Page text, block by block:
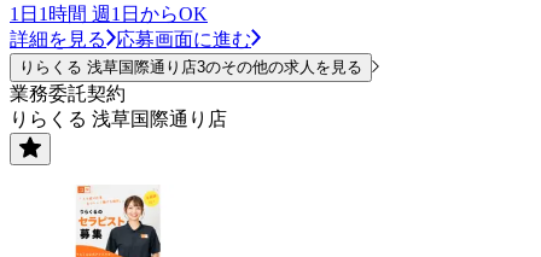
1日1時間 週1日からOK
詳細を見る
応募画面に進む
りらくる 浅草国際通り店3のその他の求人を見る
業務委託契約
りらくる 浅草国際通り店